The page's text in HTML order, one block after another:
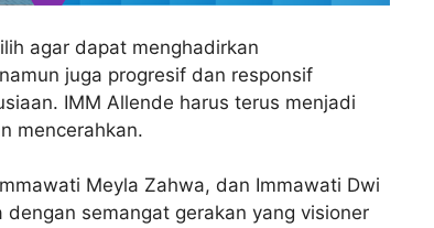
agar dapat menghadirkan
juga progresif dan responsif
IMM Allende harus terus menjadi
mencerahkan.
Meyla Zahwa, dan Immawati Dwi
semangat gerakan yang visioner